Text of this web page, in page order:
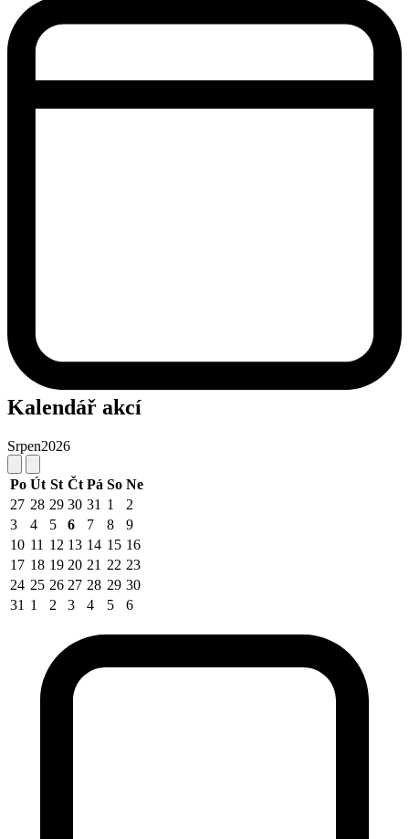
Kalendář akcí
Srpen2026
Po Út St Čt Pá So Ne
27 28 29 30 31 1
2
3
4 5 6 7 8
9
10 11 12 13 14 15 16
17 18 19 20 21 22 23
24 25 26 27 28 29 30
31 1 2 3 4 5 6